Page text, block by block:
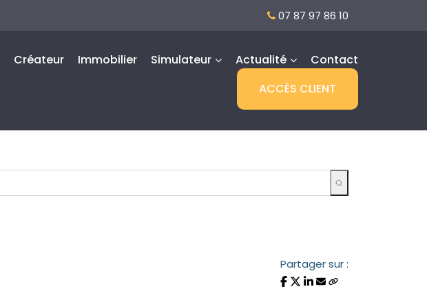
07 87 97 86 10
Créateur Immobilier Simulateur Actualité
Contact
ACCÈS CLIENT
Partager sur :